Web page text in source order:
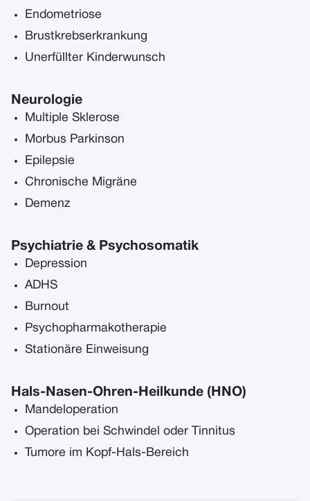
Endometriose
Brustkrebserkrankung
Unerfüllter Kinderwunsch
Neurologie
Multiple Sklerose
Morbus Parkinson
Epilepsie
Chronische Migräne
Demenz
Psychiatrie & Psychosomatik
Depression
ADHS
Burnout
Psychopharmakotherapie
Stationäre Einweisung
Hals-Nasen-Ohren-Heilkunde (HNO)
Mandeloperation
Operation bei Schwindel oder Tinnitus
Tumore im Kopf-Hals-Bereich